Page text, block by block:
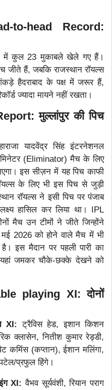
to-head Record:
में कुल 23 मुकाबले खेले गए हैं।
जीते हैं, जबकि राजस्थान रॉयल्स
हैदराबाद के पक्ष में जरूर हैं,
ज्यादा मायने नहीं रखता।
मुल्लांपुर की पिच
यादवेंद्र सिंह इंटरनेशनल
(Eliminator) मैच के लिए
इस सीज़न में यह पिच काफी
के लिए भी इस पिच से जुड़ी
रॉयल्स ने इसी पिच पर पंजाब
हासिल कर लिया था। IPL
मैच उन टीमों ने जीते जिन्होंने
मई 2026 को होने वाले मैच में भी
इस मैदान पर पहली पारी का
जमकर चौके-छक्के देखने को
playing XI: दोनों
XI: ट्रैविस हेड, इशान किशन
क्लासेन, नितीश कुमार रेड्डी,
कमिंस (कप्तान), ईशान मलिंगा,
प्रफुल हिंगे।
XI: वैभव सूर्यवंशी, रियान पराग